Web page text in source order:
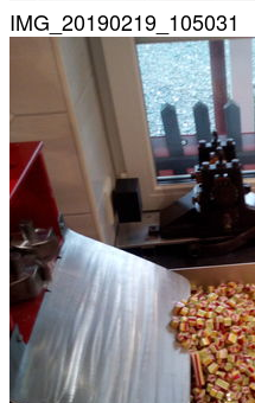
IMG_20190219_105031